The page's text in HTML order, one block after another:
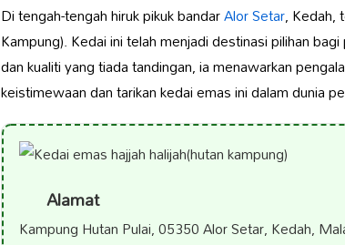
Di tengah-tengah hiruk pikuk bandarAlor Setar, Kedah,
Kampung). Kedai ini telah menjadi destinasi pilihan
dan kualiti yang tiada tandingan, ia menawarkan
keistimewaan dan tarikan kedai emas ini dalam dunia
Alamat
Kampung Hutan Pulai, 05350 Alor Setar, Kedah,